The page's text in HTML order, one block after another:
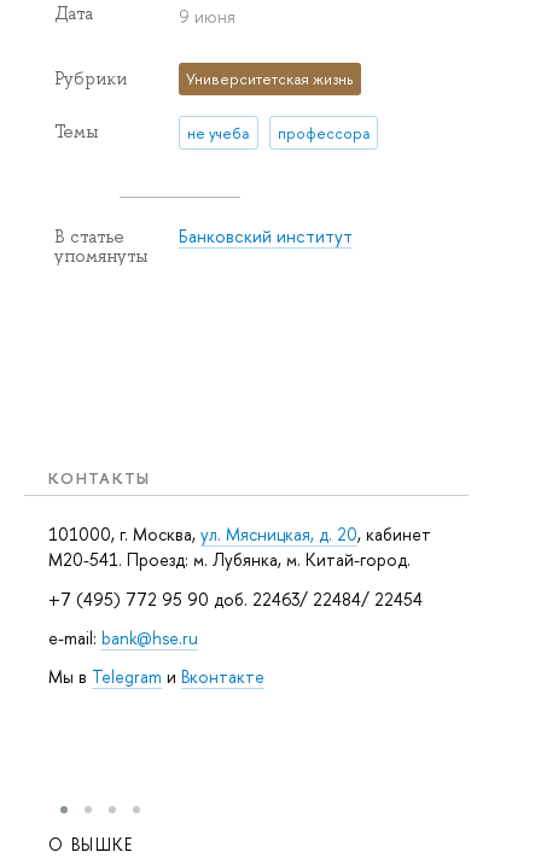
КОНТАКТЫ
101000, г. Москва, ул. Мясницкая, д. 20, кабинет
М20-541. Проезд: м. Лубянка, м. Китай-город.
+7 (495) 772 95 90 доб. 22463/ 22484/ 22454
e-mail: bank@hse.ru
Мы в Telegram и Вконтакте
Дата 9 июня
Рубрики Университетская жизнь
Темы не учеба профессора
В статье
упомянуты
Банковский институт
О ВЫШКЕ